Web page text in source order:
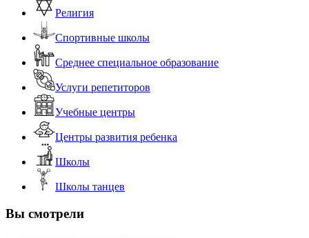
Религия
Спортивные школы
Среднее специальное образование
Услуги репетиторов
Учебные центры
Центры развития ребенка
Школы
Школы танцев
Вы смотрели